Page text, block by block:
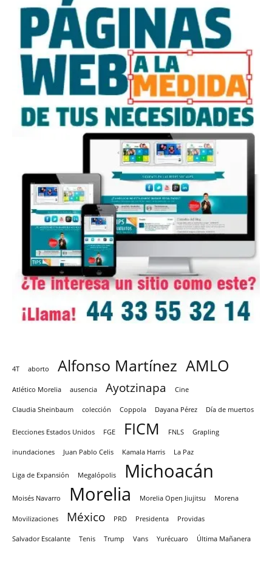
4T aborto Alfonso Martínez AMLO
Atlético Morelia ausencia Ayotzinapa Cine
Claudia Sheinbaum colección Coppola Dayana Pérez Día de muertos
Elecciones Estados Unidos FGE FICM FNLS Grapling
inundaciones Juan Pablo Celis Kamala Harris La Paz
Liga de Expansión Megalópolis Michoacán
Moisés Navarro Morelia Morelia Open Jiujitsu Morena
Movilizaciones México PRD Presidenta Providas
Salvador Escalante Tenis Trump Vans Yurécuaro Última Mañanera